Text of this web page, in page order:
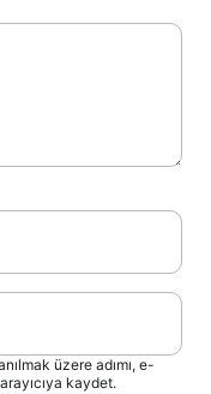
üzere adımı, e-
kaydet.